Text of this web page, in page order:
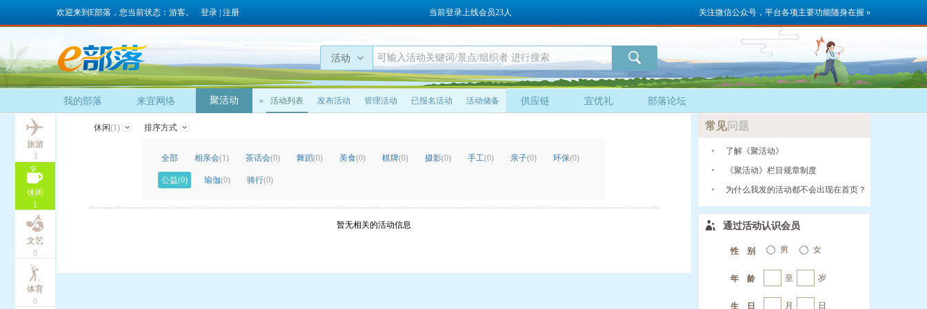
关注微信公众号，平台各项主要功能随身在握 »
欢迎来到E部落，您当前状态：游客。 登录 注册 当前登录上线会员23人
活动
我的部落 来宜网络 聚活动 » 活动列表 发布活动 管理活动 已报名活动 活动储备 供应链 宜优礼 部落论坛
旅游
3
休闲
1
文艺
0
体育
0
休闲(1) 排序方式
全部 相亲会(1) 茶话会(0) 舞蹈(0) 美食(0) 棋牌(0) 摄影(0) 手工(0) 亲子(0) 环保(0)
公益(0) 瑜伽(0) 骑行(0)
暂无相关的活动信息
常见问题
了解《聚活动》
《聚活动》栏目规章制度
为什么我发的活动都不会出现在首页？
通过活动认识会员
性 别 男 女
年 龄 至 岁
生 日 月 日